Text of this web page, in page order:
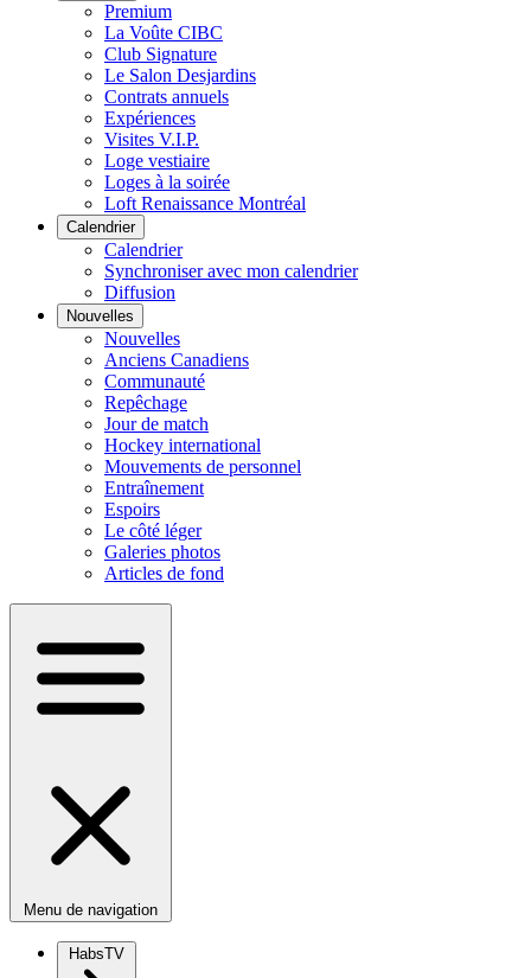
Premium
La Voûte CIBC
Club Signature
Le Salon Desjardins
Contrats annuels
Expériences
Visites V.I.P.
Loge vestiaire
Loges à la soirée
Loft Renaissance Montréal
Calendrier
Calendrier
Synchroniser avec mon calendrier
Diffusion
Nouvelles
Nouvelles
Anciens Canadiens
Communauté
Repêchage
Jour de match
Hockey international
Mouvements de personnel
Entraînement
Espoirs
Le côté léger
Galeries photos
Articles de fond
Menu de navigation
HabsTV